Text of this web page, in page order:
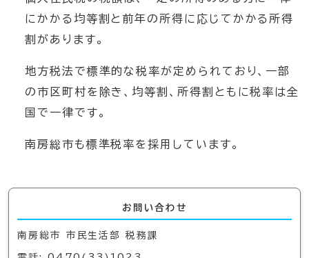
にかかる均等割と前年の所得に応じてかかる所得
割があります。
地方税法で標準的な税率が定められており、一部
の市区町村を除き、均等割、所得割ともに税率は全
国で一律です。
南房総市も標準税率を採用しています。
お問い合わせ
南房総市 市民生活部 税務課